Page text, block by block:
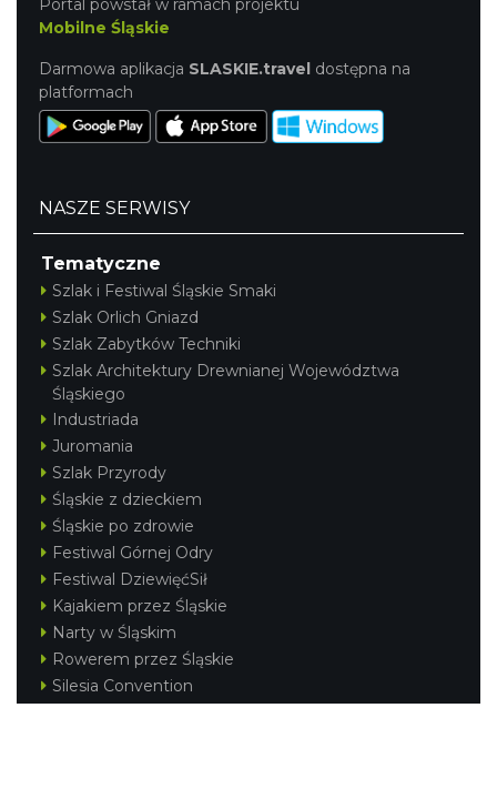
Mobilne Śląskie
Darmowa aplikacja SLASKIE.travel dostępna na
platformach
NASZE SERWISY
Tematyczne
Szlak i Festiwal Śląskie Smaki
Szlak Orlich Gniazd
Szlak Zabytków Techniki
Szlak Architektury Drewnianej Województwa
Śląskiego
Industriada
Juromania
Szlak Przyrody
Śląskie z dzieckiem
Śląskie po zdrowie
Festiwal Górnej Odry
Festiwal DziewięćSił
Kajakiem przez Śląskie
Narty w Śląskim
Rowerem przez Śląskie
Silesia Convention